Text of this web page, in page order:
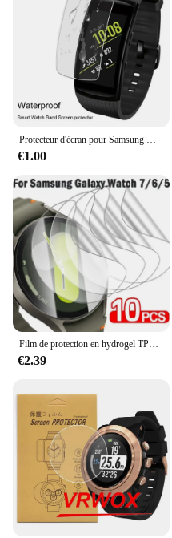
Protecteur d'écran pour Samsung Gear Fit 2 Pro, Gear Fit2, Pro, anti-rayures, TPU souple, Ultra HD, film de protection transparent
€1.00
Film de protection en hydrogel TPU transparent HD pour Samsung Galaxy Watch 7, protecteurs d'écran, Watch7 Ultra, 40mm, 44mm, 5-10 pièces
€2.39